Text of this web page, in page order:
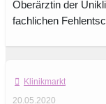
Oberärztin der
fachlichen
Klinikmarkt
20.05.2020